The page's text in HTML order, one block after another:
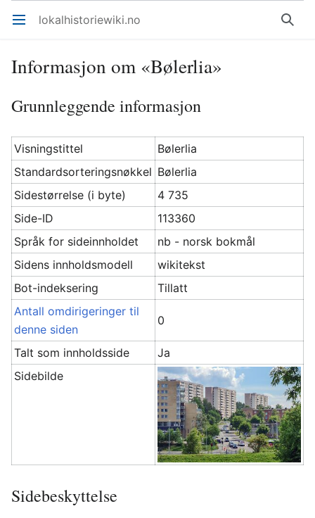
Åpne hovedmenyen lokalhistoriewiki.no Søk
Informasjon om «Bølerlia»
Grunnleggende informasjon
Visningstittel
Bølerlia
Standardsorteringsnøkkel Bølerlia
Sidestørrelse (i byte)
4 735
Side-ID
113360
Språk for sideinnholdet
nb - norsk bokmål
Sidens innholdsmodell
wikitekst
Bot-indeksering
Tillatt
Antall omdirigeringer til
denne siden
0
Talt som innholdsside
Ja
Sidebilde
Sidebeskyttelse